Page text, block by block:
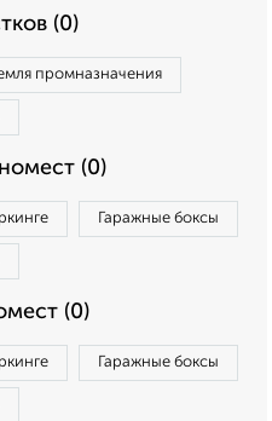
(0)
промназначения
(0)
Гаражные боксы
(0)
Гаражные боксы